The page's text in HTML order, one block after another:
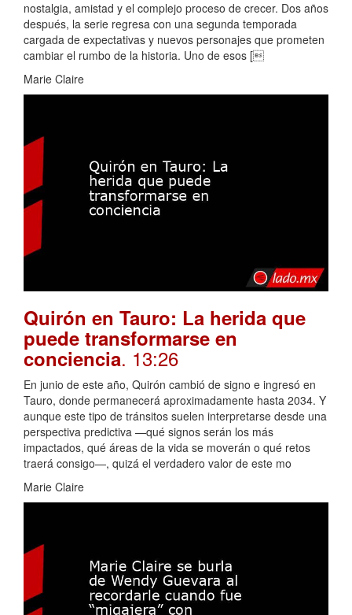
nostalgia, amistad y el complejo proceso de crecer. Dos años
después, la serie regresa con una segunda temporada
cargada de expectativas y nuevos personajes que prometen
cambiar el rumbo de la historia. Uno de esos [
Marie Claire
Quirón en Tauro: La herida que
puede transformarse en
conciencia. 13:26
En junio de este año, Quirón cambió de signo e ingresó en
Tauro, donde permanecerá aproximadamente hasta 2034. Y
aunque este tipo de tránsitos suelen interpretarse desde una
perspectiva predictiva —qué signos serán los más
impactados, qué áreas de la vida se moverán o qué retos
traerá consigo—, quizá el verdadero valor de este mo
Marie Claire